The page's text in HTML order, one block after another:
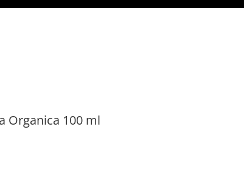
Organica 100 ml